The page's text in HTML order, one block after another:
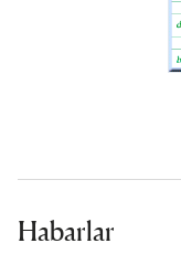
Habarlar